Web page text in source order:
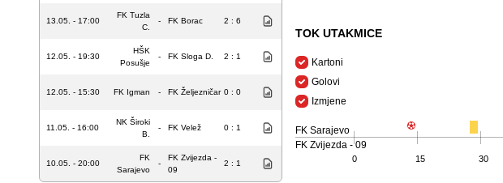
13.05. - 17:00
FK Tuzla
C.
- FK Borac 2 : 6
12.05. - 19:30
HŠK
Posušje
- FK Sloga D. 2 : 1
12.05. - 15:30 FK Igman - FK Željezničar 0 : 0
11.05. - 16:00
NK Široki
B.
- FK Velež 0 : 1
10.05. - 20:00
FK
Sarajevo
-
FK Zvijezda -
09
2 : 1
TOK UTAKMICE
Kartoni
Golovi
Izmjene
FK Sarajevo
FK Zvijezda - 09
0 15 30